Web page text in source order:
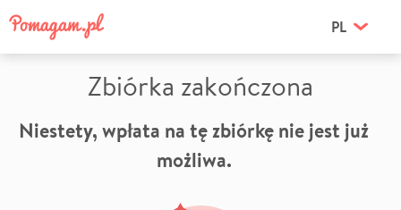
PL
Zbiórka zakończona
Niestety, wpłata na tę zbiórkę nie jest już
możliwa.